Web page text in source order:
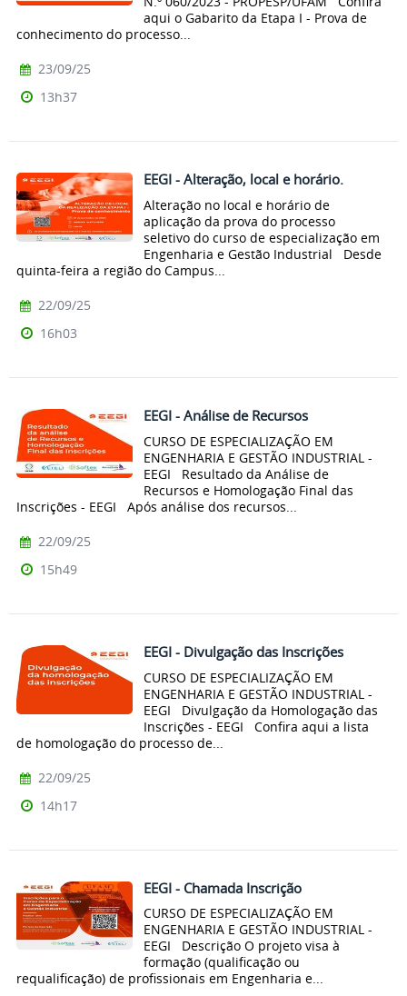
aqui o Gabarito da Etapa I - Prova de
conhecimento do processo...
23/09/25
13h37
EEGI - Alteração, local e horário.
Alteração no local e horário de
aplicação da prova do processo
seletivo do curso de especialização em
Engenharia e Gestão Industrial Desde
quinta-feira a região do Campus...
22/09/25
16h03
EEGI - Análise de Recursos
CURSO DE ESPECIALIZAÇÃO EM
ENGENHARIA E GESTÃO INDUSTRIAL -
EEGI Resultado da Análise de
Recursos e Homologação Final das
Inscrições - EEGI Após análise dos recursos...
22/09/25
15h49
EEGI - Divulgação das Inscrições
CURSO DE ESPECIALIZAÇÃO EM
ENGENHARIA E GESTÃO INDUSTRIAL -
EEGI Divulgação da Homologação das
Inscrições - EEGI Confira aqui a lista
de homologação do processo de...
22/09/25
14h17
EEGI - Chamada Inscrição
CURSO DE ESPECIALIZAÇÃO EM
ENGENHARIA E GESTÃO INDUSTRIAL -
EEGI Descrição O projeto visa à
formação (qualificação ou
requalificação) de profissionais em Engenharia e...